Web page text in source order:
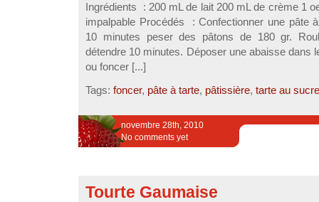
Ingrédients : 200 mL de lait 200 mL de crème 1
impalpable Procédés : Confectionner une pâte
10 minutes peser des pâtons de 180 gr.
détendre 10 minutes. Déposer une abaisse dans
ou foncer [...]
Tags: foncer, pâte à tarte, pâtissière, tarte au sucre
novembre 28th, 2010
No comments yet
Tourte Gaumaise